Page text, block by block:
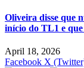
Oliveira disse que
início do TL1 e
April 18, 2026
Facebook X